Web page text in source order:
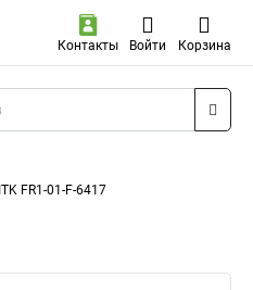
Контакты Войти Корзина
ITK FR1-01-F-6417